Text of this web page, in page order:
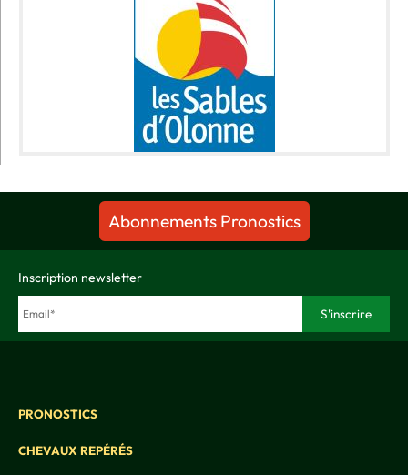
Abonnements Pronostics
Inscription newsletter
PRONOSTICS
CHEVAUX REPÉRÉS